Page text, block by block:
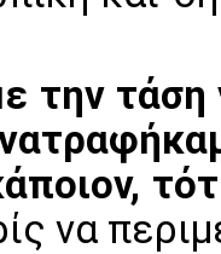
την
να